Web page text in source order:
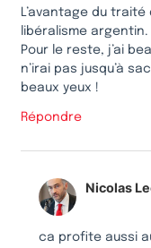
L’avantage du
libéralisme argentin.
Pour le reste, j’ai
n’irai pas jusqu’à
beaux yeux !
Répondre
Nicolas
ca profite aussi